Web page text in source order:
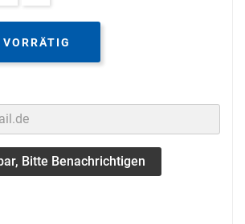
Bitte Benachrichtigen